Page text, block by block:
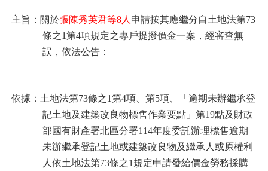
主旨：關於張陳秀英君等8人 申請按其應繼分自土地法第73
條之1第4項規定之專戶提撥價金一案，經審查無
誤，依法公告：
依據：土地法第73條之1第4項、第5項、「逾期未辦繼承登
記土地及建築改良物標售作業要點」第19點及財政
部國有財產署北區分署114年度委託辦理標售逾期
未辦繼承登記土地或建築改良物及繼承人或原權利
人依土地法第73條之1規定申請發給價金勞務採購